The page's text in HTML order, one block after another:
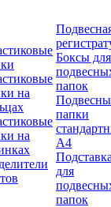
на
на
Боксы для
папок
папки
А4
для
папок